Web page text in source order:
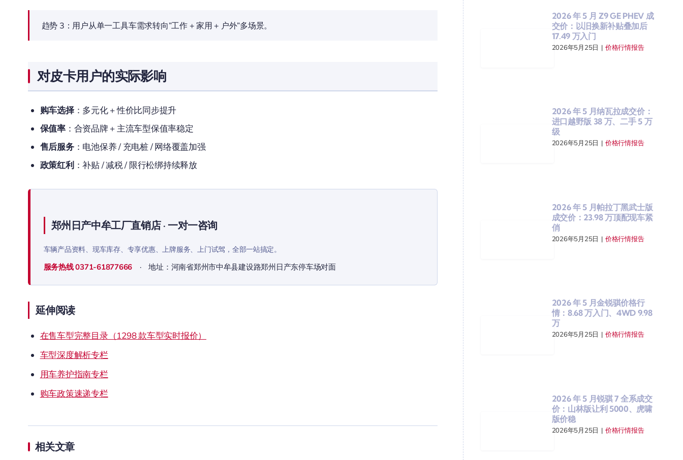
趋势 3：用户从单一工具车需求转向”工作 + 家用 + 户外”多场景。
对皮卡用户的实际影响
购车选择：多元化 + 性价比同步提升
保值率：合资品牌 + 主流车型保值率稳定
售后服务：电池保养 / 充电桩 / 网络覆盖加强
政策红利：补贴 / 减税 / 限行松绑持续释放
郑州日产中牟工厂直销店 · 一对一咨询
车辆产品资料、现车库存、专享优惠、上牌服务、上门试驾，全部一站搞定。
服务热线0371-61877666 · 地址：河南省郑州市中牟县建设路郑州日产东停车场对面
延伸阅读
在售车型完整目录（1298 款车型实时报价）
车型深度解析专栏
用车养护指南专栏
购车政策速递专栏
相关文章
2026 年 5 月 Z9 GE PHEV 成
交价：以旧换新补贴叠加后
17.49 万入门
2026年5月25日 | 价格行情报告
2026 年 5 月纳瓦拉成交价：
进口越野版 38 万、二手 5 万
级
2026年5月25日 | 价格行情报告
2026 年 5 月帕拉丁黑武士版
成交价：23.98 万顶配现车紧
俏
2026年5月25日 | 价格行情报告
2026 年 5 月金锐骐价格行
情：8.68 万入门、4WD 9.98
万
2026年5月25日 | 价格行情报告
2026 年 5 月锐骐 7 全系成交
价：山林版让利 5000、虎啸
版价稳
2026年5月25日 | 价格行情报告